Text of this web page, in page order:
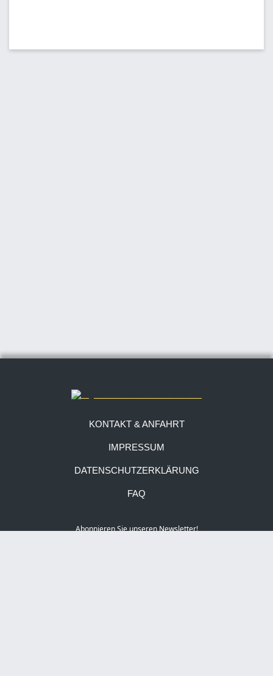
KONTAKT & ANFAHRT
IMPRESSUM
DATENSCHUTZERKLÄRUNG
FAQ
Abonnieren Sie unseren Newsletter!